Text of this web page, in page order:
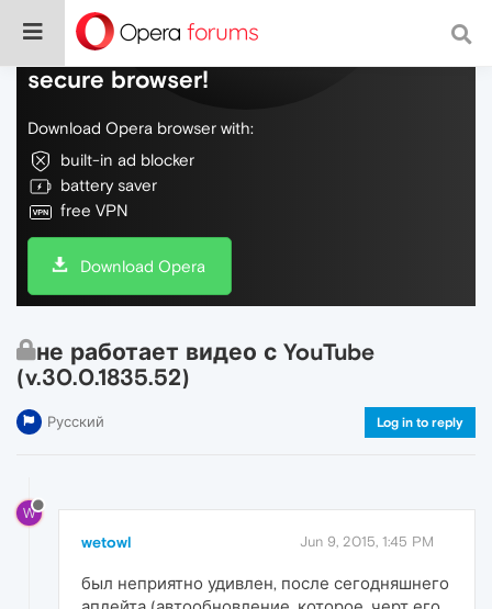
Do more on the web, with a fast and
secure browser!
Download Opera browser with:
built-in ad blocker
battery saver
free VPN
Download Opera
не работает видео с YouTube
(v.30.0.1835.52)
Русский Log in to reply
W
wetowl Jun 9, 2015, 1:45 PM
был неприятно удивлен, после сегодняшнего